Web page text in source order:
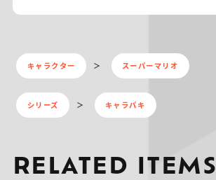
キャラクター スーパーマリオ
シリーズ キャラパキ
RELATED ITEMS